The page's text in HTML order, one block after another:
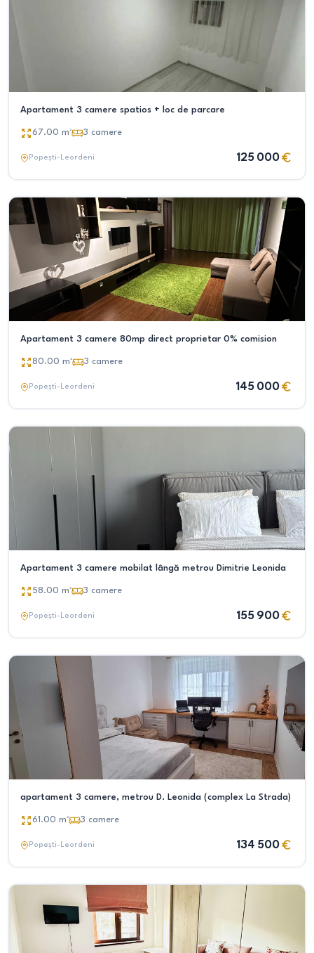
Apartament 3 camere spatios + loc de parcare
67.00 m² 3 camere
Popești-Leordeni 125 000
Apartament 3 camere 80mp direct proprietar 0% comision
80.00 m² 3 camere
Popești-Leordeni 145 000
Apartament 3 camere mobilat lângă metrou Dimitrie Leonida
58.00 m² 3 camere
Popești-Leordeni 155 900
apartament 3 camere, metrou D. Leonida (complex La Strada)
61.00 m² 3 camere
Popești-Leordeni 134 500